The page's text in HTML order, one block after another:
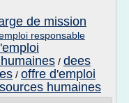
de mission
responsable
/ dees
/ offre d'emploi
humaines